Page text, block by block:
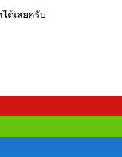
ด้เลยครับ